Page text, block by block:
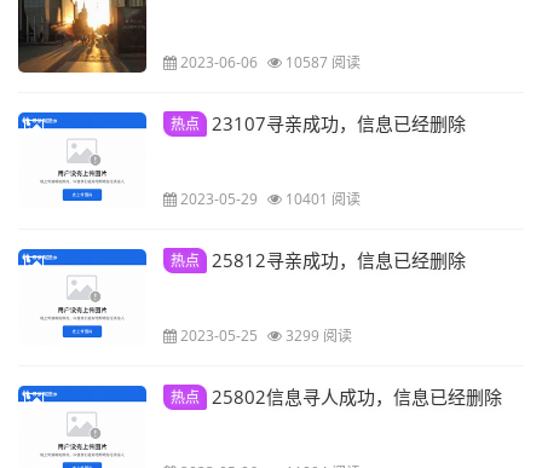
2023-06-06 10587 阅读
热点 23107寻亲成功，信息已经删除
2023-05-29 10401 阅读
热点 25812寻亲成功，信息已经删除
2023-05-25 3299 阅读
热点 25802信息寻人成功，信息已经删除